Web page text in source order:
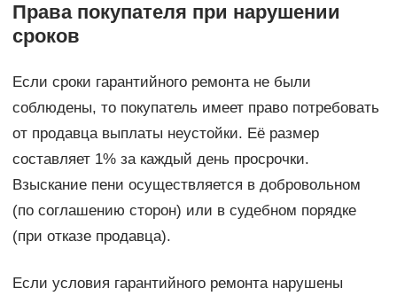
Права покупателя при нарушении
сроков
Если сроки гарантийного ремонта не были
соблюдены, то покупатель имеет право потребовать
от продавца выплаты неустойки. Её размер
составляет 1% за каждый день просрочки.
Взыскание пени осуществляется в добровольном
(по соглашению сторон) или в судебном порядке
(при отказе продавца).
Если условия гарантийного ремонта нарушены